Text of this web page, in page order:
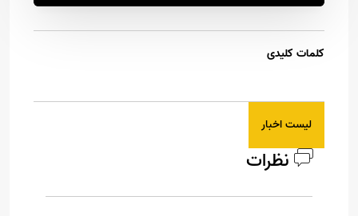
کلمات کلیدی
لیست اخبار
نظرات